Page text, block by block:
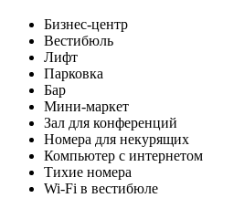
Бизнес-центр
Вестибюль
Лифт
Парковка
Бар
Мини-маркет
Зал для конференций
Номера для некурящих
Компьютер с интернетом
Тихие номера
Wi-Fi в вестибюле